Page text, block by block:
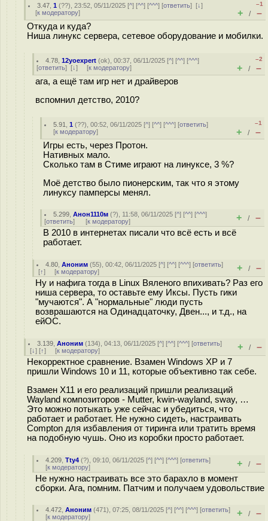
3.47 ,1 (??), 23:52, 05/11/2025 [^] [^^] [^^^] [ответить][↓]
[к модератору]
–1
+ / –
Откуда и куда?
Ниша линукс сервера, сетевое оборудование и мобилки.
4.78 ,12yoexpert (ok), 00:37, 06/11/2025 [^] [^^] [^^^]
[ответить] [↓] [к модератору]
–2
+ / –
ага, а ещё там игр нет и драйверов
вспомнил детство, 2010?
5.91 ,1 (??), 00:52, 06/11/2025 [^] [^^] [^^^] [ответить]
[к модератору]
–1
+ / –
Игры есть, через Протон.
Нативных мало.
Сколько там в Стиме играют на линуксе, 3 %?
Моё детство было пионерским, так что я этому
линуксу памперсы менял.
5.299 ,Анон1110м (?), 11:58, 06/11/2025 [^] [^^] [^^^]
[ответить] [к модератору] + / –
В 2010 в интернетах писали что всё есть и всё
работает.
4.80 ,Аноним (55), 00:42, 06/11/2025 [^] [^^] [^^^] [ответить]
[↑] [к модератору] + / –
Ну и нафига тогда в Linux Вяленого впихивать? Раз его
ниша сервера, то оставьте ему Иксы. Пусть гики
"мучаются". А "нормальные" люди пусть
возврашаются на Одинадцаточку, Двен..., и т.д., на
ейОС.
3.139 ,Аноним (134), 04:13, 06/11/2025 [^] [^^] [^^^] [ответить]
[↓] [↑] [к модератору] + / –
Некорректное сравнение. Взамен Windows XP и 7
пришли Windows 10 и 11, которые объективно так себе.
Взамен X11 и его реализаций пришли реализаций
Wayland композиторов - Mutter, kwin-wayland, sway, …
Это можно потыкать уже сейчас и убедиться, что
работает и работает. Не нужно сидеть, настраивать
Compton для избавления от тиринга или тратить время
на подобную чушь. Оно из коробки просто работает.
4.209 ,Tty4 (?), 09:10, 06/11/2025 [^] [^^] [^^^] [ответить]
[к модератору] + / –
Не нужно настраивать все это барахло в момент
сборки. Ага, помним. Патчим и получаем удовольствие
4.472 ,Аноним (471), 07:25, 08/11/2025 [^] [^^] [^^^] [ответить]
[к модератору] + / –